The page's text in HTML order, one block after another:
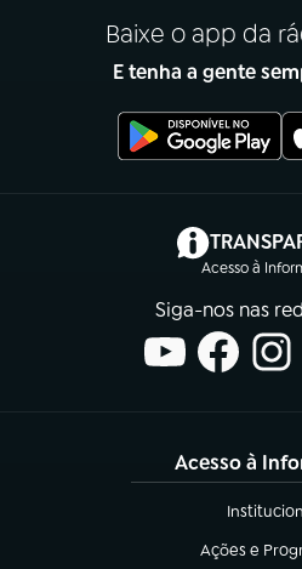
Baixe o app da
E tenha a gente
Acesso à
Siga-nos nas
Acesso à
(abre em
Ações e
(abre em